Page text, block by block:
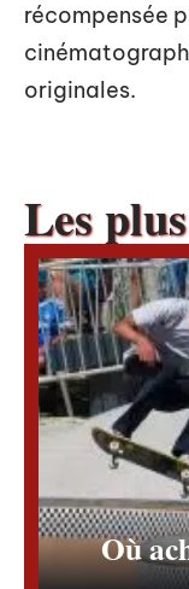
récompensée
originales.
Les
Où